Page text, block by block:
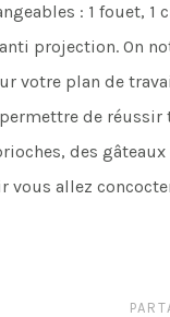
: 1 fouet, 1
projection. On
votre plan de
de réussir
des
vous allez